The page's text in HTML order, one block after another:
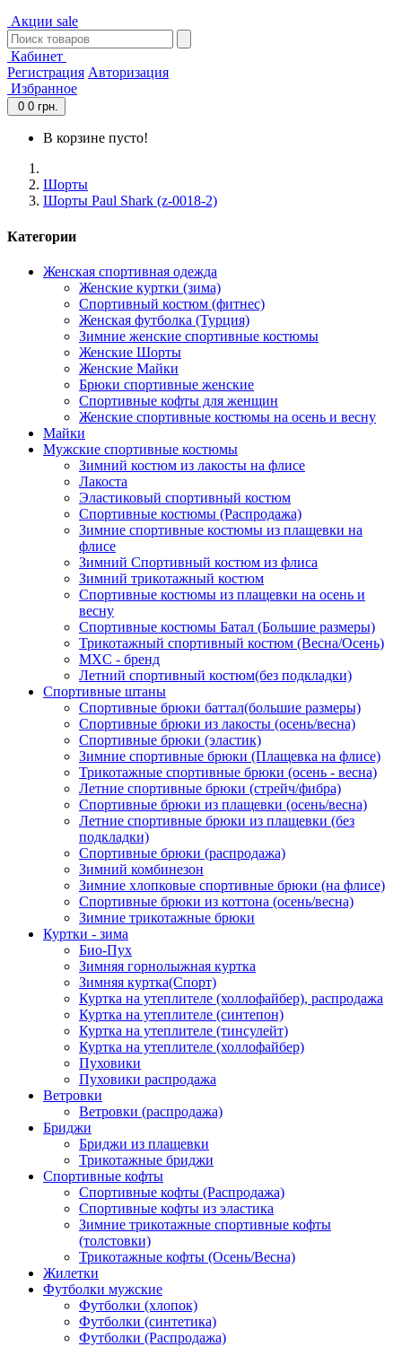
Акции sale
Кабинет
Регистрация Авторизация
Избранное
0 0 грн.
В корзине пусто!
Шорты
Шорты Paul Shark (z-0018-2)
Категории
Женская спортивная одежда
Женские куртки (зима)
Спортивный костюм (фитнес)
Женская футболка (Турция)
Зимние женские спортивные костюмы
Женские Шорты
Женские Майки
Брюки спортивные женские
Спортивные кофты для женщин
Женские спортивные костюмы на осень и весну
Майки
Мужские спортивные костюмы
Зимний костюм из лакосты на флисе
Лакоста
Эластиковый спортивный костюм
Спортивные костюмы (Распродажа)
Зимние спортивные костюмы из плащевки на
флисе
Зимний Спортивный костюм из флиса
Зимний трикотажный костюм
Спортивные костюмы из плащевки на осень и
весну
Спортивные костюмы Батал (Большие размеры)
Трикотажный спортивный костюм (Весна/Осень)
MXC - бренд
Летний спортивный костюм(без подкладки)
Спортивные штаны
Спортивные брюки баттал(большие размеры)
Спортивные брюки из лакосты (осень/весна)
Спортивные брюки (эластик)
Зимние спортивные брюки (Плащевка на флисе)
Трикотажные спортивные брюки (осень - весна)
Летние спортивные брюки (стрейч/фибра)
Спортивные брюки из плащевки (осень/весна)
Летние спортивные брюки из плащевки (без
подкладки)
Спортивные брюки (распродажа)
Зимний комбинезон
Зимние хлопковые спортивные брюки (на флисе)
Спортивные брюки из коттона (осень/весна)
Зимние трикотажные брюки
Куртки - зима
Био-Пух
Зимняя горнолыжная куртка
Зимняя куртка(Спорт)
Куртка на утеплителе (холлофайбер), распродажа
Куртка на утеплителе (синтепон)
Куртка на утеплителе (тинсулейт)
Куртка на утеплителе (холлофайбер)
Пуховики
Пуховики распродажа
Ветровки
Ветровки (распродажа)
Бриджи
Бриджи из плащевки
Трикотажные бриджи
Спортивные кофты
Спортивные кофты (Распродажа)
Спортивные кофты из эластика
Зимние трикотажные спортивные кофты
(толстовки)
Трикотажные кофты (Осень/Весна)
Жилетки
Футболки мужские
Футболки (хлопок)
Футболки (синтетика)
Футболки (Распродажа)